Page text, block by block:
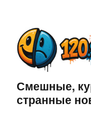
Смешные,
странные